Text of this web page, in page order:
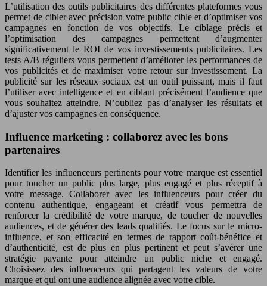
L’utilisation des outils publicitaires des différentes plateformes vous
permet de cibler avec précision votre public cible et d’optimiser vos
campagnes en fonction de vos objectifs. Le ciblage précis et
l’optimisation des campagnes permettent d’augmenter
significativement le ROI de vos investissements publicitaires. Les
tests A/B réguliers vous permettent d’améliorer les performances de
vos publicités et de maximiser votre retour sur investissement. La
publicité sur les réseaux sociaux est un outil puissant, mais il faut
l’utiliser avec intelligence et en ciblant précisément l’audience que
vous souhaitez atteindre. N’oubliez pas d’analyser les résultats et
d’ajuster vos campagnes en conséquence.
Influence marketing : collaborez avec les bons
partenaires
Identifier les influenceurs pertinents pour votre marque est essentiel
pour toucher un public plus large, plus engagé et plus réceptif à
votre message. Collaborer avec les influenceurs pour créer du
contenu authentique, engageant et créatif vous permettra de
renforcer la crédibilité de votre marque, de toucher de nouvelles
audiences, et de générer des leads qualifiés. Le focus sur le micro-
influence, et son efficacité en termes de rapport coût-bénéfice et
d’authenticité, est de plus en plus pertinent et peut s’avérer une
stratégie payante pour atteindre un public niche et engagé.
Choisissez des influenceurs qui partagent les valeurs de votre
marque et qui ont une audience alignée avec votre cible.